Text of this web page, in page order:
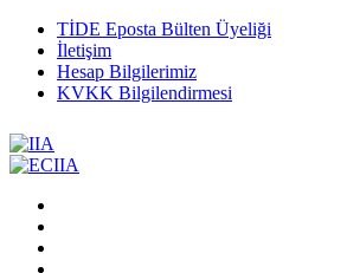
TİDE Eposta Bülten Üyeliği
İletişim
Hesap Bilgilerimiz
KVKK Bilgilendirmesi